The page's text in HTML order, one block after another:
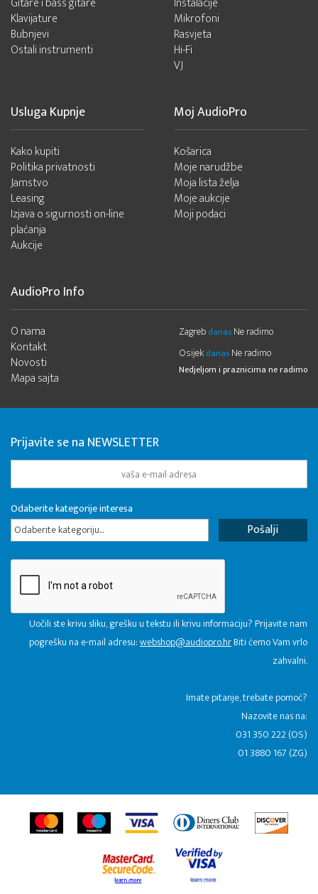
Klavijature
Bubnjevi
Ostali instrumenti
Mikrofoni
Rasvjeta
Hi-Fi
VJ
Usluga Kupnje
Kako kupiti
Politika privatnosti
Jamstvo
Leasing
Izjava o sigurnosti on-line
plaćanja
Aukcije
Moj AudioPro
Košarica
Moje narudžbe
Moja lista želja
Moje aukcije
Moji podaci
AudioPro Info
O nama
Kontakt
Novosti
Mapa sajta
Zagreb danas Ne radimo
Osijek danas Ne radimo
Nedjeljom i praznicima ne radimo
Prijavite se na NEWSLETTER
Odaberite kategorije interesa
Odaberite kategoriju...
Uočili ste krivu sliku, grešku u tekstu ili krivu informaciju? Prijavite nam
pogrešku na e-mail adresu:webshop@audiopro.hrBiti ćemo Vam vrlo
zahvalni.
​Imate pitanje, trebate pomoć?
Nazovite nas na:
031 350 222 (OS)
01 3880 167 (ZG)